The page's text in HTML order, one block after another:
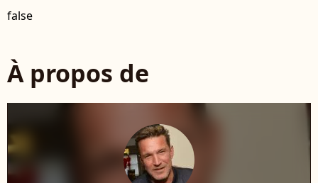
false
À propos de